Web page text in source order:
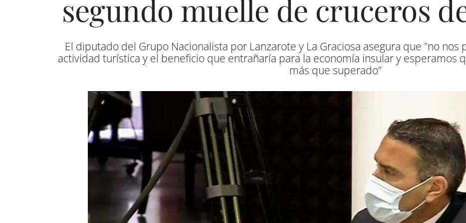
segundo muelle de cruceros
El diputado del Grupo Nacionalista por Lanzarote y La Graciosa asegura que "no
actividad turística y el beneficio que entrañaría para la economía insular y esperamos
más que superado”